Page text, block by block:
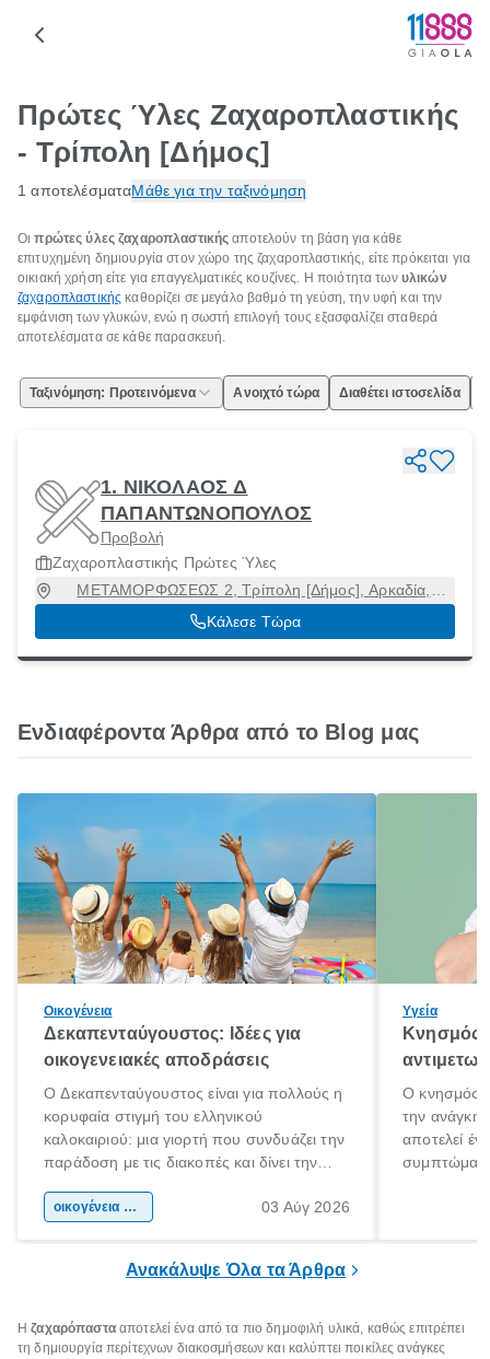
Πρώτες Ύλες Ζαχαροπλαστικής
- Τρίπολη [Δήμος]
1 αποτελέσματαΜάθε για την ταξινόμηση
Οιπρώτες ύλες ζαχαροπλαστικής αποτελούν τη βάση για κάθε
επιτυχημένη δημιουργία στον χώρο της ζαχαροπλαστικής, είτε πρόκειται για
οικιακή χρήση είτε για επαγγελματικές κουζίνες. Η ποιότητα των υλικών
ζαχαροπλαστικής καθορίζει σε μεγάλο βαθμό τη γεύση, την υφή και την
εμφάνιση των γλυκών, ενώ η σωστή επιλογή τους εξασφαλίζει σταθερά
αποτελέσματα σε κάθε παρασκευή.
Ταξινόμηση: Προτεινόμενα Ανοιχτό τώρα Διαθέτει ιστοσελίδα
1. ΝΙΚΟΛΑΟΣ Δ
ΠΑΠΑΝΤΩΝΟΠΟΥΛΟΣ
Προβολή
Ζαχαροπλαστικής Πρώτες Ύλες
ΜΕΤΑΜΟΡΦΩΣΕΩΣ 2, Τρίπολη [Δήμος], Αρκαδία,
22100
Κάλεσε Τώρα
Ενδιαφέροντα Άρθρα από το Blog μας
Οικογένεια
Δεκαπενταύγουστος: Ιδέες για
οικογενειακές αποδράσεις
Ο Δεκαπενταύγουστος είναι για πολλούς η
κορυφαία στιγμή του ελληνικού
καλοκαιριού: μια γιορτή που συνδυάζει την
παράδοση με τις διακοπές και δίνει την
χώρας. Είτε πρόκειται για λίγες μέρες
οικογένεια & παιδί 03 Αύγ 2026
Υγεία
Κνησμός:
Ο κνησμός
την ανάγκη
αποτελεί
Ανακάλυψε Όλα τα Άρθρα
Ηζαχαρόπαστααποτελεί ένα από τα πιο δημοφιλή υλικά, καθώς επιτρέπει
τη δημιουργία περίτεχνων διακοσμήσεων και καλύπτει ποικίλες ανάγκες